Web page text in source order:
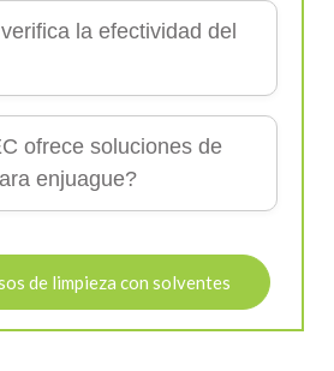
la efectividad del
ofrece soluciones de
enjuague?
de limpieza con solventes